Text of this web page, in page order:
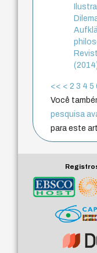
<< < 2 3 4 5
Você
pesquisa
para este